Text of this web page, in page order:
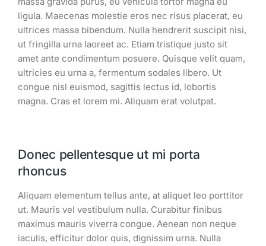
ligula. Maecenas molestie eros nec risus placerat, eu
ultrices massa bibendum. Nulla hendrerit suscipit nisi,
ut fringilla urna laoreet ac. Etiam tristique justo sit
amet ante condimentum posuere. Quisque velit quam,
ultricies eu urna a, fermentum sodales libero. Ut
congue nisl euismod, sagittis lectus id, lobortis
magna. Cras et lorem mi. Aliquam erat volutpat.
Donec pellentesque ut mi porta
rhoncus
Aliquam elementum tellus ante, at aliquet leo porttitor
ut. Mauris vel vestibulum nulla. Curabitur finibus
maximus mauris viverra congue. Aenean non neque
iaculis, efficitur dolor quis, dignissim urna. Nulla